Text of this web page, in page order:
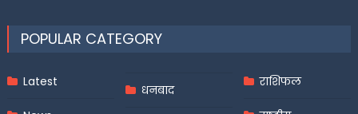
POPULAR CATEGORY
Latest
धनबाद
राशिफल